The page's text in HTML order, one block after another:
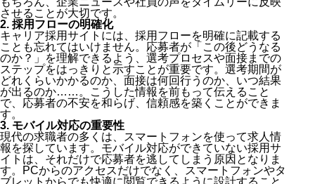
させることが大切です。
2. 採用フローの明確化
キャリア採用サイトには、採用フローを明確に記載する
ことも忘れてはいけません。応募者が「この後どうなる
のか？」を理解できるよう、選考プロセスや面接までの
ステップをはっきりと示すことが重要です。選考期間が
どれくらいかかるのか、面接は何回行うのか、いつ結果
が出るのか……。こうした情報を前もって伝えること
で、応募者の不安を和らげ、信頼感を築くことができま
す。
3. モバイル対応の重要性
現代の求職者の多くは、スマートフォンを使って求人情
報を探しています。モバイル対応ができていない採用サ
イトは、それだけで応募者を逃してしまう原因となりま
す。PCからのアクセスだけでなく、スマートフォンやタ
ブレットからでも快適に閲覧できるように設計すること